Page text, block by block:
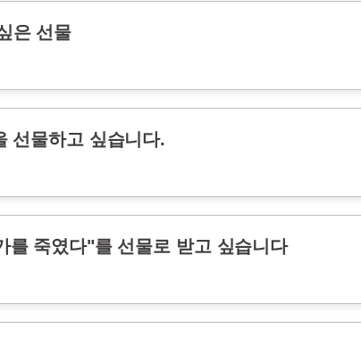
은 선물
선물하고 싶습니다.
를 죽였다"를 선물로 받고 싶습니다